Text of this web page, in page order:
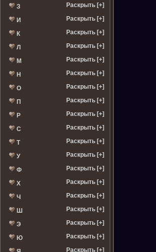
З Раскрыть [+]
И Раскрыть [+]
К Раскрыть [+]
Л Раскрыть [+]
М Раскрыть [+]
Н Раскрыть [+]
О Раскрыть [+]
П Раскрыть [+]
Р Раскрыть [+]
С Раскрыть [+]
Т Раскрыть [+]
У Раскрыть [+]
Ф Раскрыть [+]
Х Раскрыть [+]
Ч Раскрыть [+]
Ш Раскрыть [+]
Э Раскрыть [+]
Ю Раскрыть [+]
Раскрыть [+]